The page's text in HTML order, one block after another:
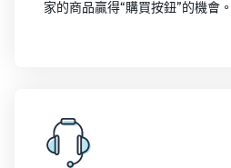
家的商品贏得“購買按鈕”的機會。